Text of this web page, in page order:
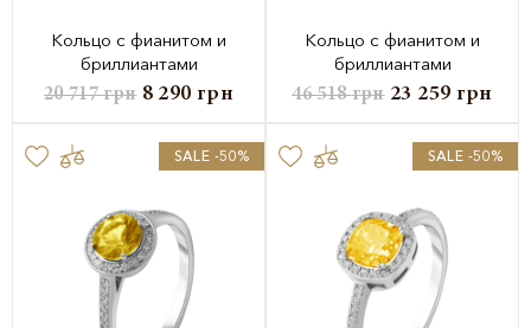
Кольцо с фианитом и
бриллиантами
20 717грн 8 290 грн
Кольцо с фианитом и
бриллиантами
46 518грн 23 259 грн
SALE -50% SALE -50%